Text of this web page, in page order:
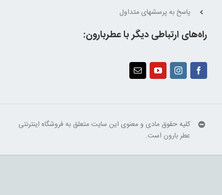
پاسخ به پرسشهای متداول
راه‌های ارتباطی دیگر با عطربارون:
کلیه حقوق مادی و معنوی این سایت متعلق به فروشگاه اینترنتی
عطر بارون است.